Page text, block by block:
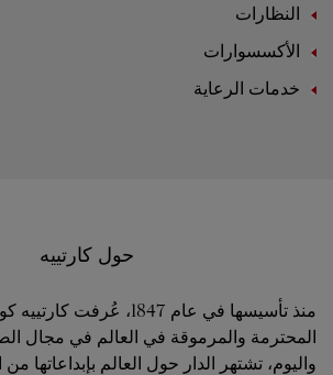
النظارات
الأكسسوارات
خدمات الرعاية
حول كارتييه
منذ تأسيسها في عام 1847،
المحترمة والمرموقة في العالم في مجال
واليوم، تشتهر الدار حول العالم بإبداعاتها